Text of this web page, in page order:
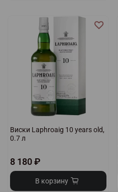
Виски Laphroaig 10 years old,
0.7 л
8 180 ₽
В корзину